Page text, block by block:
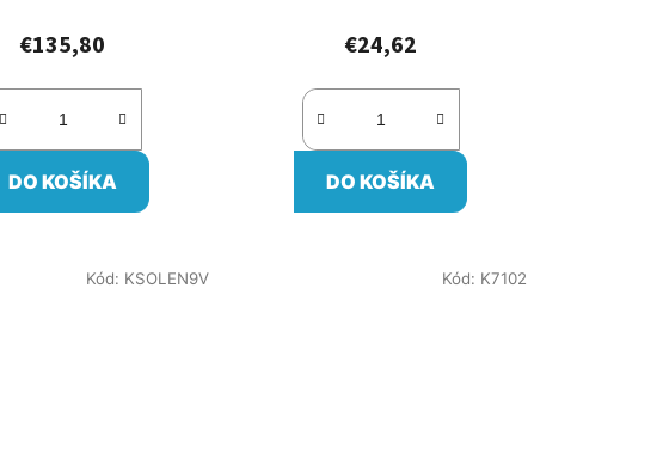
€135,80
DO KOŠÍKA
€24,62
DO KOŠÍKA
Kód: KSOLEN9V Kód: K7102